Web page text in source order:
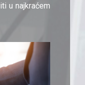
u najkraćem